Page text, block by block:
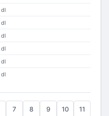
dl
dl
dl
dl
dl
dl
7 8 9 10 11